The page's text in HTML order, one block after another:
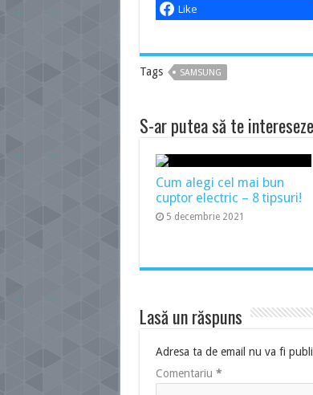
Like
Tags SAMSUNG
S-ar putea să te
Cum alegi cel mai bun
cuptor electric – 8 tipsuri!
5 decembrie 2021
Lasă un răspuns
Adresa ta de email nu va fi
Comentariu *